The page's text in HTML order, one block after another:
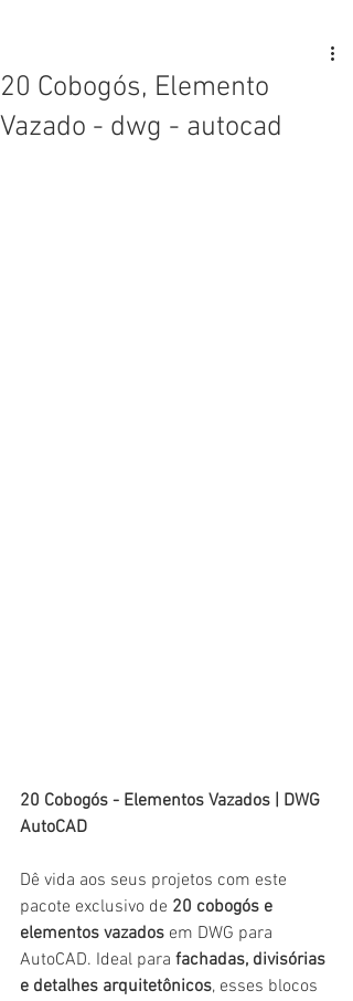
20 Cobogós, Elemento
Vazado - dwg - autocad
20 Cobogós - Elementos Vazados | DWG
AutoCAD
Dê vida aos seus projetos com este
pacote exclusivo de 20 cobogós e
elementos vazados em DWG para
AutoCAD. Ideal para fachadas, divisórias
e detalhes arquitetônicos, esses blocos